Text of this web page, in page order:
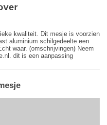
kwaliteit. Dit mesje is voorzien
aluminium schilgedeelte een
waar. (omschrijvingen) Neem
dit is een aanpassing